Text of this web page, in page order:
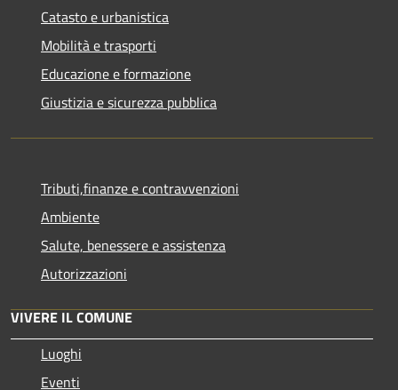
Catasto e urbanistica
Mobilità e trasporti
Educazione e formazione
Giustizia e sicurezza pubblica
Tributi,finanze e contravvenzioni
Ambiente
Salute, benessere e assistenza
Autorizzazioni
VIVERE IL COMUNE
Luoghi
Eventi